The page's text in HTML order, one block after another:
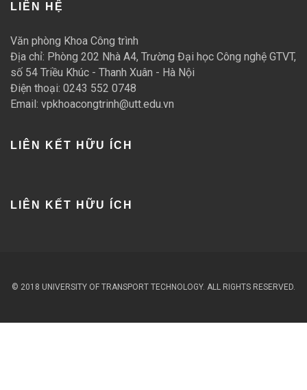
LIÊN HỆ
Văn phòng Khoa Công trình
Địa chỉ: Phòng 202 Nhà A4, Trường Đại học Công nghệ GTVT,
số 54 Triều Khúc - Thanh Xuân - Hà Nội
Điện thoại: 0243 552 0748
Email: vpkhoacongtrinh@utt.edu.vn
LIÊN KẾT HỮU ÍCH
LIÊN KẾT HỮU ÍCH
© 2018 UNIVERSITY OF TRANSPORT TECHNOLOGY. ALL RIGHTS RESERVED.